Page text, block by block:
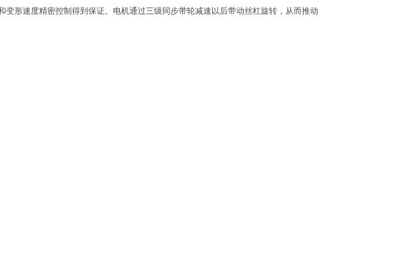
形速度精密控制得到保证。电机通过三级同步带轮减速以后带动丝杠旋转，从而推动